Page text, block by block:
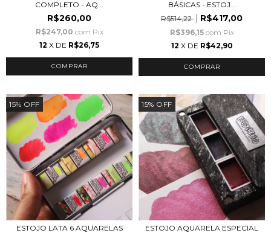
COMPLETO - AQ...
R$260,00
R$247,00 com Pix
12 X DE R$26,75
BÁSICAS - ESTOJ...
R$514,22
R$417,00
R$396,15 com Pix
12 X DE R$42,90
15% OFF
ESTOJO LATA 6 AQUARELAS
15% OFF
ESTOJO AQUARELA ESPECIAL